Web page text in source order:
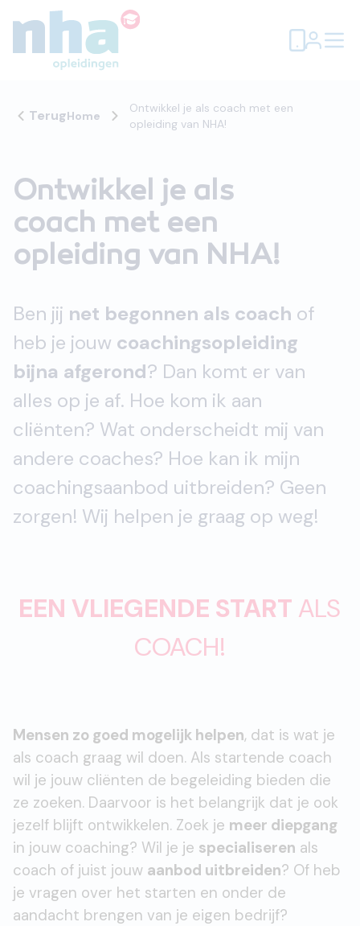
TerugHome
Ontwikkel je als coach met een
opleiding van NHA!
Ontwikkel je als
coach met een
opleiding van NHA!
Ben jij net begonnen als coach of
heb je jouw coachingsopleiding
bijna afgerond? Dan komt er van
alles op je af. Hoe kom ik aan
cliënten? Wat onderscheidt mij van
andere coaches? Hoe kan ik mijn
coachingsaanbod uitbreiden? Geen
zorgen! Wij helpen je graag op weg!
EEN VLIEGENDE START ALS
COACH!
Mensen zo goed mogelijk helpen, dat is wat je
als coach graag wil doen. Als startende coach
wil je jouw cliënten de begeleiding bieden die
ze zoeken. Daarvoor is het belangrijk dat je ook
jezelf blijft ontwikkelen. Zoek je meer diepgang
in jouw coaching? Wil je je specialiseren als
coach of juist jouw aanbod uitbreiden? Of heb
je vragen over het starten en onder de
aandacht brengen van je eigen bedrijf?